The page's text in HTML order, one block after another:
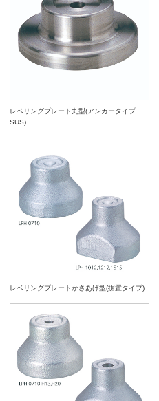
レベリングプレート丸型(アンカータイプ
SUS)
レベリングプレートかさあげ型(据置タイプ)